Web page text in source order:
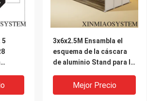
5
3x6x2.5M Ensambla el
esquema de la cáscara
de aluminio Stand para la
Mejor Precio